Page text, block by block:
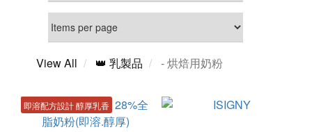
View All 👑 乳製品 - 烘焙用奶粉
即溶配方設計 醇厚乳香